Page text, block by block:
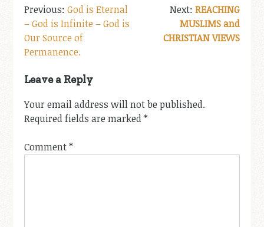
Post
navigation
God is Eternal
– God is Infinite – God is
Our Source of
Permanence.
REACHING
MUSLIMS and
CHRISTIAN VIEWS
Leave a Reply
Your email address will not be published.
Required fields are marked*
Comment*